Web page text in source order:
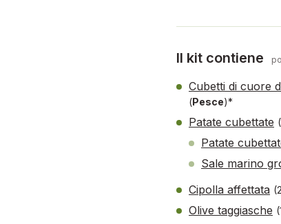
Il kit contiene
Cubetti di cuore
(Pesce)*
Patate cubettate
Patate
Sale marino
Cipolla affettata
Olive taggiasche